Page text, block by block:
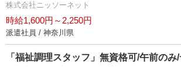
株式会社ニッソーネット
時給1,600円～2,250円
派遣社員 / 神奈川県
「福祉調理スタッフ」無資格可/午前のみ